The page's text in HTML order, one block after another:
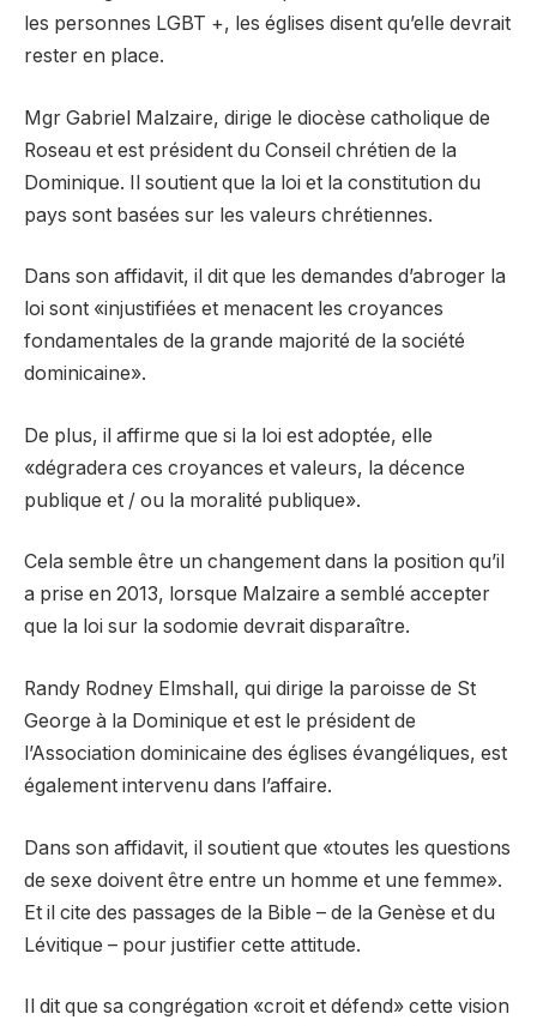
les personnes LGBT +, les églises disent qu’elle devrait
rester en place.
Mgr Gabriel Malzaire, dirige le diocèse catholique de
Roseau et est président du Conseil chrétien de la
Dominique. Il soutient que la loi et la constitution du
pays sont basées sur les valeurs chrétiennes.
Dans son affidavit, il dit que les demandes d’abroger la
loi sont «injustifiées et menacent les croyances
fondamentales de la grande majorité de la société
dominicaine».
De plus, il affirme que si la loi est adoptée, elle
«dégradera ces croyances et valeurs, la décence
publique et / ou la moralité publique».
Cela semble être un changement dans la position qu’il
a prise en 2013, lorsque Malzaire a semblé accepter
que la loi sur la sodomie devrait disparaître.
Randy Rodney Elmshall, qui dirige la paroisse de St
George à la Dominique et est le président de
l’Association dominicaine des églises évangéliques, est
également intervenu dans l’affaire.
Dans son affidavit, il soutient que «toutes les questions
de sexe doivent être entre un homme et une femme».
Et il cite des passages de la Bible – de la Genèse et du
Lévitique – pour justifier cette attitude.
Il dit que sa congrégation «croit et défend» cette vision